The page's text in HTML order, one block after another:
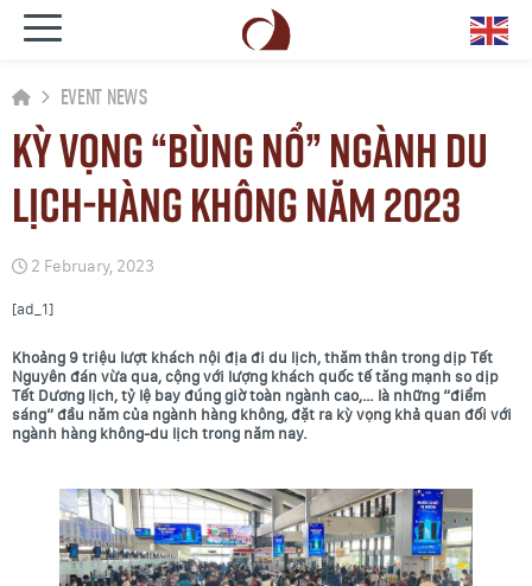
Event News
Kỳ vọng “bùng nổ” ngành du
lịch-hàng không năm 2023
2 February, 2023
[ad_1]
Khoảng 9 triệu lượt khách nội địa đi du lịch, thăm thân trong dịp Tết
Nguyên đán vừa qua, cộng với lượng khách quốc tế tăng mạnh so dịp
Tết Dương lịch, tỷ lệ bay đúng giờ toàn ngành cao,… là những “điểm
sáng” đầu năm của ngành hàng không, đặt ra kỳ vọng khả quan đối với
ngành hàng không-du lịch trong năm nay.